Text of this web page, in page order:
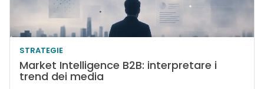
STRATEGIE
Market Intelligence B2B: interpretare i
trend dei media